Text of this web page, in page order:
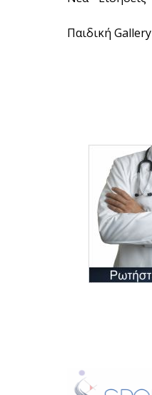
Παιδική Gallery